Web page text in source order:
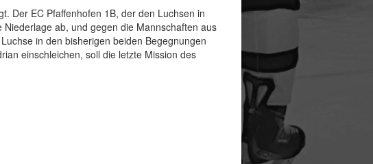
Der EC Pfaffenhofen 1B, der den Luchsen in
ab, und gegen die Mannschaften aus
in den bisherigen beiden Begegnungen
einschleichen, soll die letzte Mission des